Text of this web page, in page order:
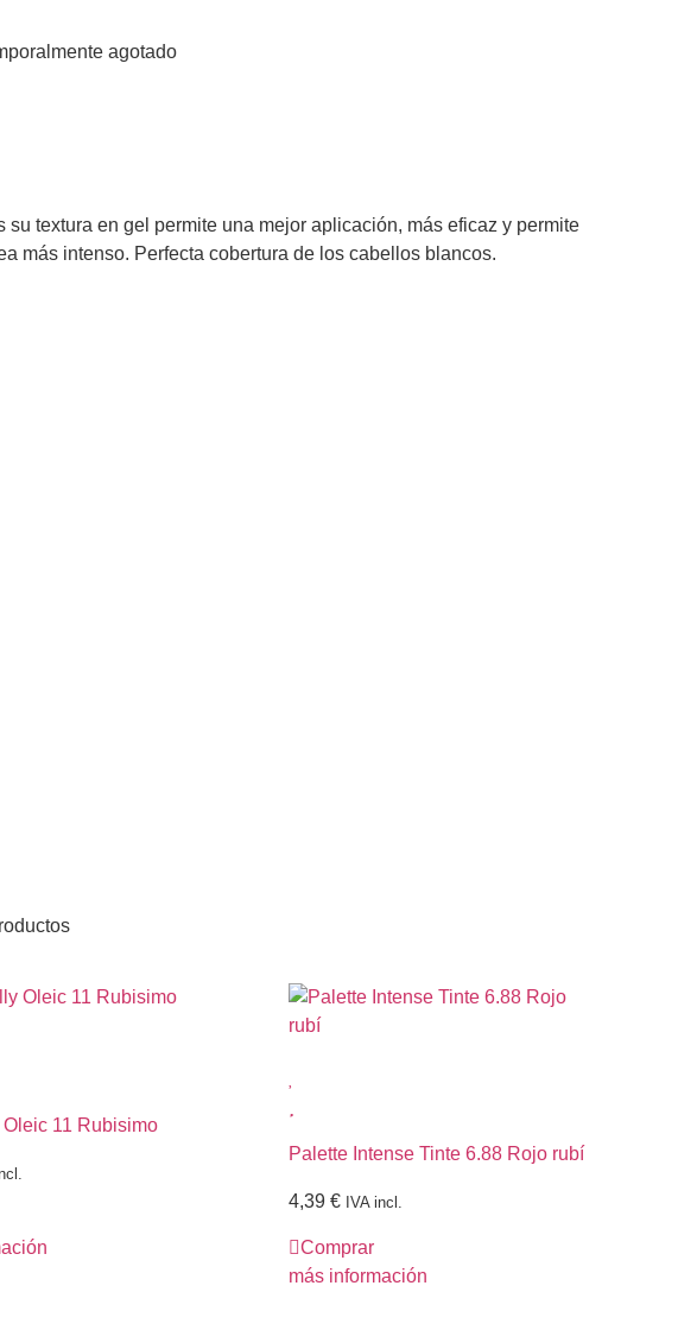
agotado
textura en gel permite una mejor aplicación, más eficaz y permite
más intenso. Perfecta cobertura de los cabellos blancos.
11 Rubisimo
Palette Intense Tinte 6.88 Rojo rubí
4,39 € IVA incl.
Comprar
más información